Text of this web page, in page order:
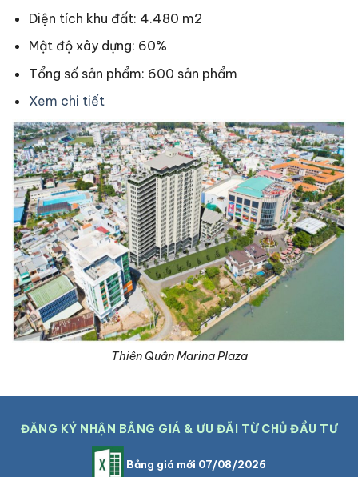
Diện tích khu đất: 4.480 m2
Mật độ xây dựng: 60%
Tổng số sản phẩm: 600 sản phẩm
Xem chi tiết
Thiên Quân Marina Plaza
ĐĂNG KÝ NHẬN BẢNG GIÁ & ƯU ĐÃI TỪ CHỦ ĐẦU TƯ
Bảng giá mới 07/08/2026